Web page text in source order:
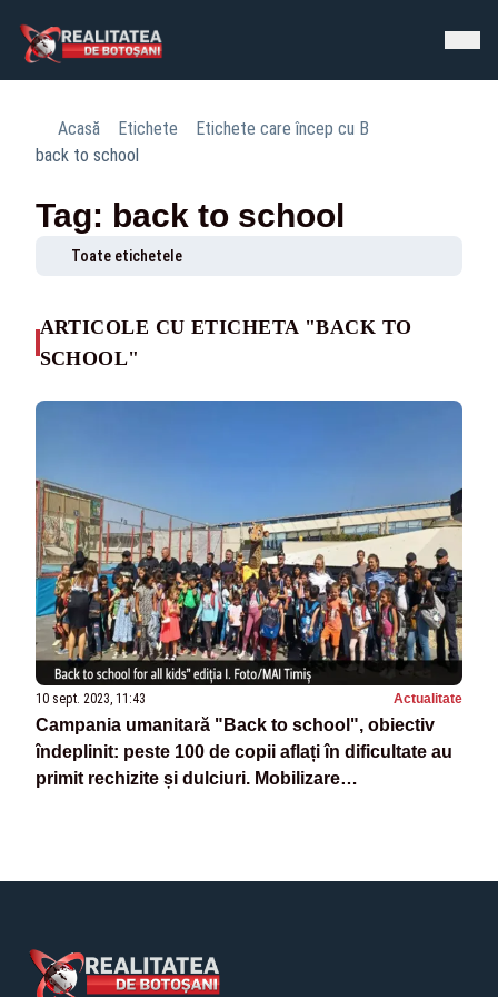
Acasă Etichete
Etichete care încep cu B
back to school
Tag: back to school
Toate etichetele
ARTICOLE CU ETICHETA "BACK TO
SCHOOL"
10 sept. 2023, 11:43 Actualitate
Campania umanitară "Back to school", obiectiv
îndeplinit: peste 100 de copii aflați în dificultate au
primit rechizite și dulciuri. Mobilizare